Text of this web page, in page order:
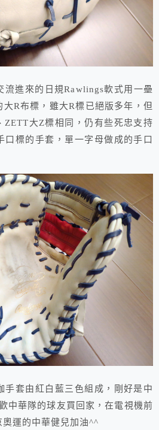
進來的日規Rawlings軟式用一壘
R布標，雖大R標已絕版多年，但
大Z標相同，仍有些死忠支持
口標的手套，單一字母做成的手口
套由紅白藍三色組成，剛好是中
中華隊的球友買回家，在電視機前
運的中華健兒加油^^